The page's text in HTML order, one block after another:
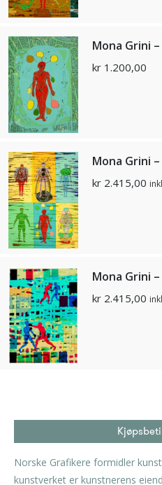
Mona Grini
kr 1.200,00
Mona Grini
kr 2.415,00
Mona Grini
kr 2.415,00
Norske Grafikere formidler
kunstverket er kunstnerens